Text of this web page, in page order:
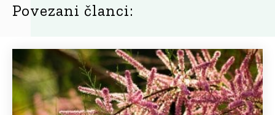
Povezani članci: